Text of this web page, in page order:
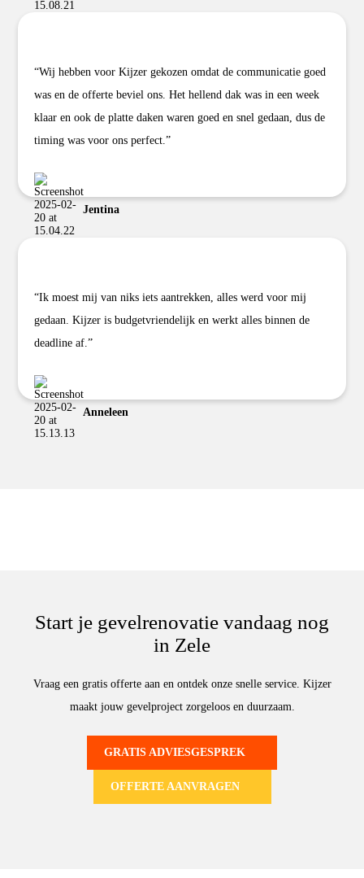
“Wij hebben voor Kijzer gekozen omdat de communicatie goed
was en de offerte beviel ons. Het hellend dak was in een week
klaar en ook de platte daken waren goed en snel gedaan, dus de
timing was voor ons perfect.”
Jentina
“Ik moest mij van niks iets aantrekken, alles werd voor mij
gedaan. Kijzer is budgetvriendelijk en werkt alles binnen de
deadline af.”
Anneleen
Start je gevelrenovatie vandaag nog
in Zele
Vraag een gratis offerte aan en ontdek onze snelle service. Kijzer
maakt jouw gevelproject zorgeloos en duurzaam.
GRATIS ADVIESGESPREK
OFFERTE AANVRAGEN